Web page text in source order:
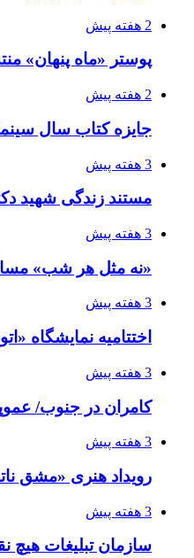
2 هفته پیش
پوستر «ماه پنهان»
2 هفته پیش
جایزه کتاب سال
3 هفته پیش
مستند زندگی شهید
3 هفته پیش
«نه مثل هر شب»
3 هفته پیش
اختتامیه نمایشگاه
3 هفته پیش
کامران در جنوب/
3 هفته پیش
رویداد هنری «مشق
3 هفته پیش
سازمان تبلیغات هیچ